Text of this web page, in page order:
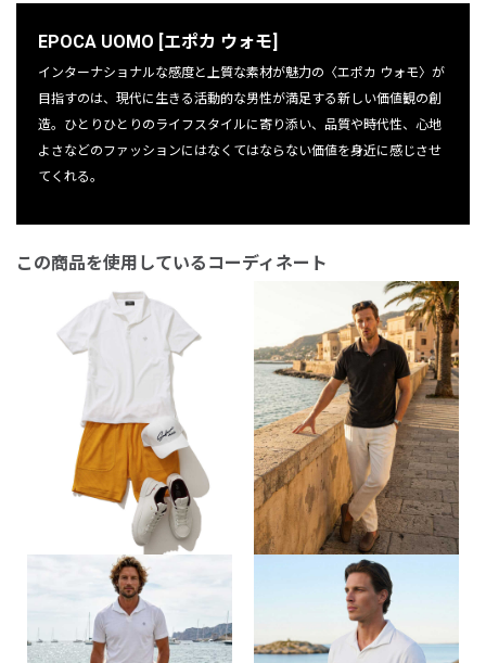
EPOCA UOMO [エポカ ウォモ]
インターナショナルな感度と上質な素材が魅力の〈エポカ ウォモ〉が
目指すのは、現代に生きる活動的な男性が満足する新しい価値観の創
造。ひとりひとりのライフスタイルに寄り添い、品質や時代性、心地
よさなどのファッションにはなくてはならない価値を身近に感じさせ
てくれる。
この商品を使用しているコーディネート